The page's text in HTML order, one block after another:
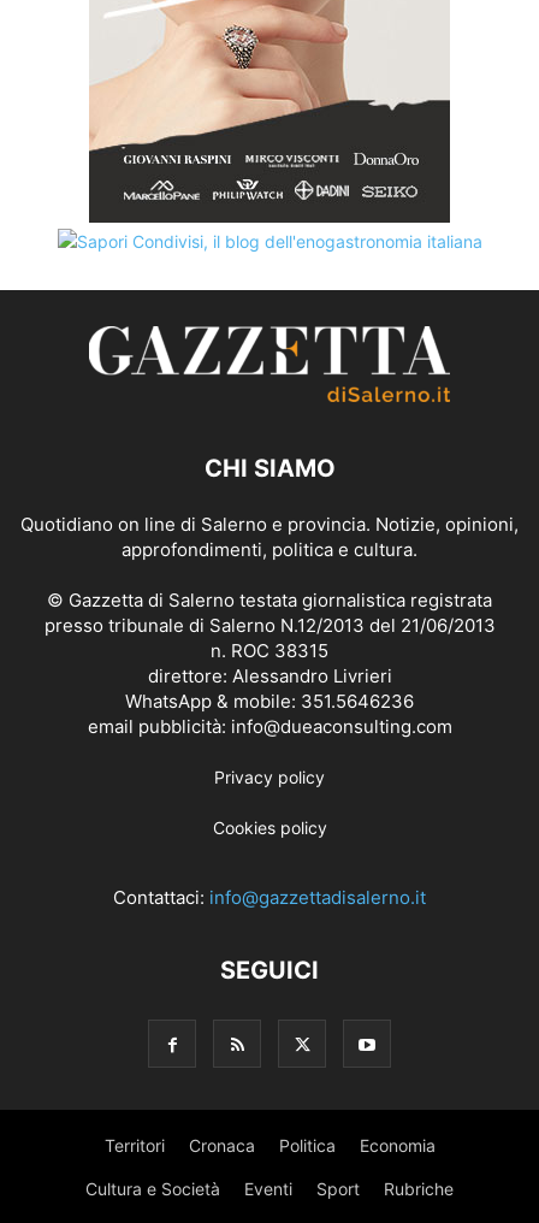
CHI SIAMO
Quotidiano on line di Salerno e provincia. Notizie, opinioni,
approfondimenti, politica e cultura.
© Gazzetta di Salerno testata giornalistica registrata
presso tribunale di Salerno N.12/2013 del 21/06/2013
n. ROC 38315
direttore: Alessandro Livrieri
WhatsApp & mobile: 351.5646236
email pubblicità: info@dueaconsulting.com
Privacy policy
Cookies policy
Contattaci: info@gazzettadisalerno.it
SEGUICI
Territori Cronaca Politica Economia
Cultura e Società Eventi Sport Rubriche